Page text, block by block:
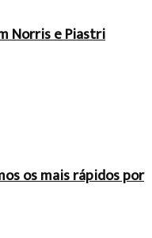
Norris e Piastri
os mais rápidos por